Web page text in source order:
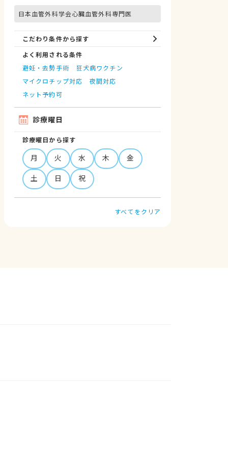
日本血管外科学会心臓血管外科専門医
こだわり条件から探す
よく利用される条件
避妊・去勢手術
狂犬病ワクチン
マイクロチップ対応
夜間対応
ネット予約可
診療曜日
診療曜日から探す
月 火 水 木
金
土
日 祝
すべてをクリア